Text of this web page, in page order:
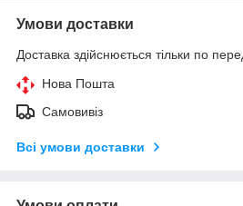
Умови доставки
Доставка здійснюється тільки по
Нова Пошта
Самовивіз
Всі умови доставки